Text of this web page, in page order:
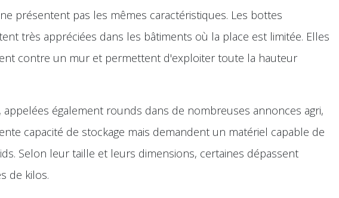
présentent pas les mêmes caractéristiques. Les bottes
très appréciées dans les bâtiments où la place est limitée. Elles
contre un mur et permettent d'exploiter toute la hauteur
appelées également rounds dans de nombreuses annonces agri,
capacité de stockage mais demandent un matériel capable de
Selon leur taille et leurs dimensions, certaines dépassent
de kilos.